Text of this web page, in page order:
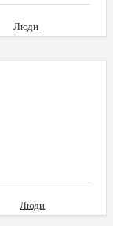
Люди
Люди